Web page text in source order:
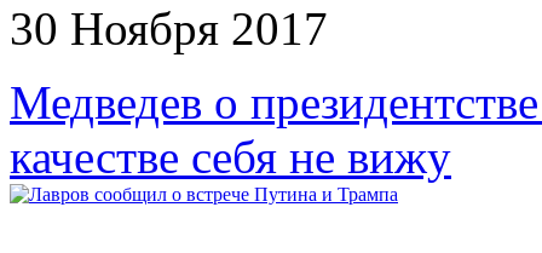
30 Ноября 2017
Медведев о
качестве себя не вижу